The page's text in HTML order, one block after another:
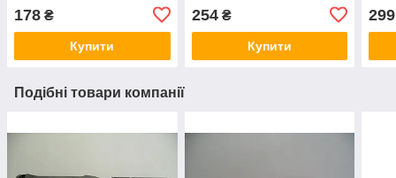
178 ₴
Купити
254₴
Купити
299
Подібні товари компанії